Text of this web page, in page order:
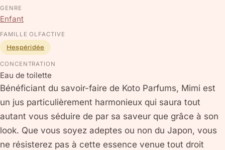
GENRE
Enfant
FAMILLE OLFACTIVE
Hespéridée
CONCENTRATION
Eau de toilette
Bénéficiant du savoir-faire de Koto Parfums, Mimi est
un jus particulièrement harmonieux qui saura tout
autant vous séduire de par sa saveur que grâce à son
look. Que vous soyez adeptes ou non du Japon, vous
ne résisterez pas à cette essence venue tout droit